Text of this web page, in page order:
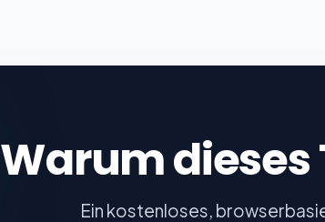
Warum dieses
Ein kostenloses,